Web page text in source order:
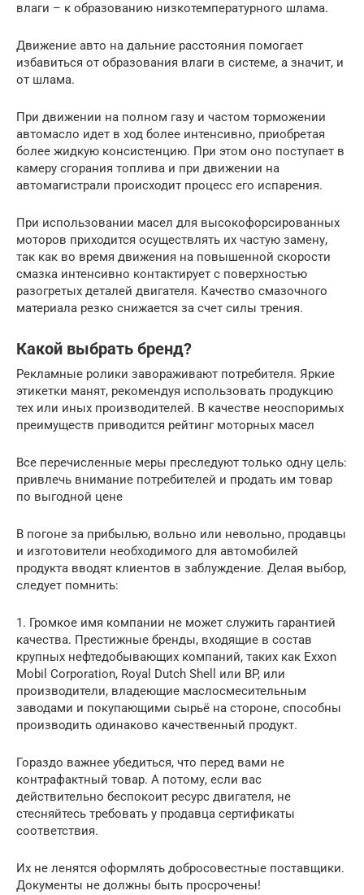
влаги – к образованию низкотемпературного шлама.
Движение авто на дальние расстояния помогает
избавиться от образования влаги в системе, а значит, и
от шлама.
При движении на полном газу и частом торможении
автомасло идет в ход более интенсивно, приобретая
более жидкую консистенцию. При этом оно поступает в
камеру сгорания топлива и при движении на
автомагистрали происходит процесс его испарения.
При использовании масел для высокофорсированных
моторов приходится осуществлять их частую замену,
так как во время движения на повышенной скорости
смазка интенсивно контактирует с поверхностью
разогретых деталей двигателя. Качество смазочного
материала резко снижается за счет силы трения.
Какой выбрать бренд?
Рекламные ролики завораживают потребителя. Яркие
этикетки манят, рекомендуя использовать продукцию
тех или иных производителей. В качестве неоспоримых
преимуществ приводится рейтинг моторных масел
Все перечисленные меры преследуют только одну цель:
привлечь внимание потребителей и продать им товар
по выгодной цене
В погоне за прибылью, вольно или невольно, продавцы
и изготовители необходимого для автомобилей
продукта вводят клиентов в заблуждение. Делая выбор,
следует помнить:
1. Громкое имя компании не может служить гарантией
качества. Престижные бренды, входящие в состав
крупных нефтедобывающих компаний, таких как Exxon
Mobil Corporation, Royal Dutch Shell или BP, или
производители, владеющие маслосмесительным
заводами и покупающими сырьё на стороне, способны
производить одинаково качественный продукт.
Гораздо важнее убедиться, что перед вами не
контрафактный товар. А потому, если вас
действительно беспокоит ресурс двигателя, не
стесняйтесь требовать у продавца сертификаты
соответствия.
Их не ленятся оформлять добросовестные поставщики.
Документы не должны быть просрочены!